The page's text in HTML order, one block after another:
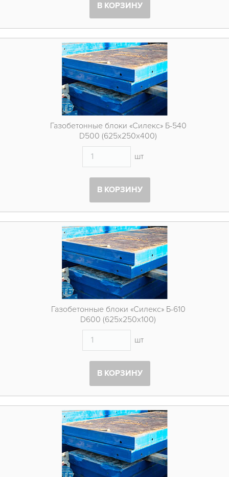
В КОРЗИНУ
Газобетонные блоки «Силекс» Б-540
D500 (625х250х400)
шт
В КОРЗИНУ
Газобетонные блоки «Силекс» Б-610
D600 (625х250х100)
шт
В КОРЗИНУ